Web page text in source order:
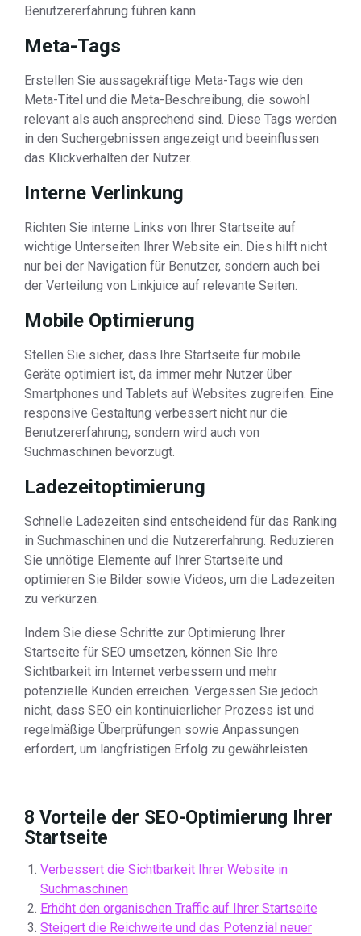
Benutzererfahrung führen kann.
Meta-Tags
Erstellen Sie aussagekräftige Meta-Tags wie den
Meta-Titel und die Meta-Beschreibung, die sowohl
relevant als auch ansprechend sind. Diese Tags werden
in den Suchergebnissen angezeigt und beeinflussen
das Klickverhalten der Nutzer.
Interne Verlinkung
Richten Sie interne Links von Ihrer Startseite auf
wichtige Unterseiten Ihrer Website ein. Dies hilft nicht
nur bei der Navigation für Benutzer, sondern auch bei
der Verteilung von Linkjuice auf relevante Seiten.
Mobile Optimierung
Stellen Sie sicher, dass Ihre Startseite für mobile
Geräte optimiert ist, da immer mehr Nutzer über
Smartphones und Tablets auf Websites zugreifen. Eine
responsive Gestaltung verbessert nicht nur die
Benutzererfahrung, sondern wird auch von
Suchmaschinen bevorzugt.
Ladezeitoptimierung
Schnelle Ladezeiten sind entscheidend für das Ranking
in Suchmaschinen und die Nutzererfahrung. Reduzieren
Sie unnötige Elemente auf Ihrer Startseite und
optimieren Sie Bilder sowie Videos, um die Ladezeiten
zu verkürzen.
Indem Sie diese Schritte zur Optimierung Ihrer
Startseite für SEO umsetzen, können Sie Ihre
Sichtbarkeit im Internet verbessern und mehr
potenzielle Kunden erreichen. Vergessen Sie jedoch
nicht, dass SEO ein kontinuierlicher Prozess ist und
regelmäßige Überprüfungen sowie Anpassungen
erfordert, um langfristigen Erfolg zu gewährleisten.
8 Vorteile der SEO-Optimierung Ihrer
Startseite
Verbessert die Sichtbarkeit Ihrer Website in
Suchmaschinen
Erhöht den organischen Traffic auf Ihrer Startseite
Steigert die Reichweite und das Potenzial neuer